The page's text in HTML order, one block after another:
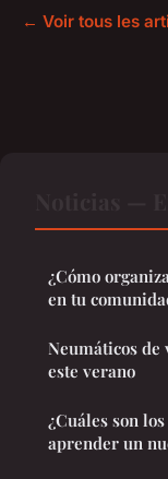
← Voir tous les
¿Cómo
en tu
Neumáticos de
este verano
¿Cuáles son
aprender un